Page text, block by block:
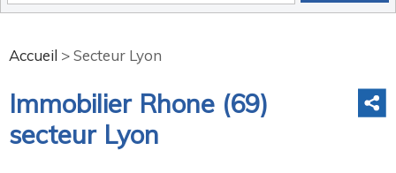
Accueil >Secteur Lyon
Immobilier Rhone (69)
secteur Lyon